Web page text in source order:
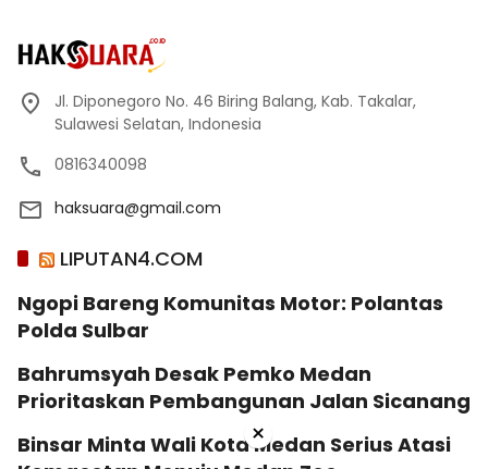
Jl. Diponegoro No. 46 Biring Balang, Kab. Takalar,
Sulawesi Selatan, Indonesia
0816340098
haksuara@gmail.com
LIPUTAN4.COM
Ngopi Bareng Komunitas Motor: Polantas
Polda Sulbar
Bahrumsyah Desak Pemko Medan
Prioritaskan Pembangunan Jalan Sicanang
Binsar Minta Wali Kota Medan Serius Atasi
×